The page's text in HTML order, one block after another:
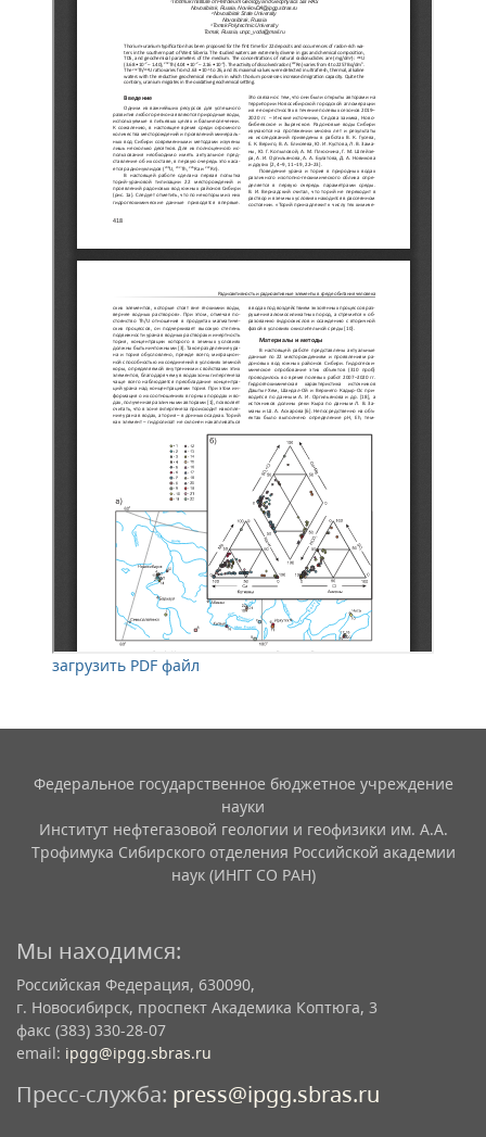
загрузить PDF файл
Федеральное государственное бюджетное учреждение
науки
Институт нефтегазовой геологии и геофизики им. А.А.
Трофимука Сибирского отделения Российской академии
наук (ИНГГ СО РАН)
Мы находимся:
Российская Федерация, 630090,
г. Новосибирск, проспект Академика Коптюга, 3
факс (383) 330-28-07
email: ipgg@ipgg.sbras.ru
Пресс-служба: press@ipgg.sbras.ru